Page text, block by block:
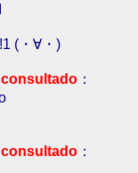
(・∀・)
：
：